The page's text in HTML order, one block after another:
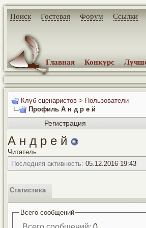
Поиск Гостевая Форум Ссылки
Главная Конкурс
Клуб сценаристов > Пользователи
Профиль А н д р е й
Регистрация
А н д р е й
Читатель
Последняя активность: 05.12.2016 19:43
Статистика
Всего сообщений